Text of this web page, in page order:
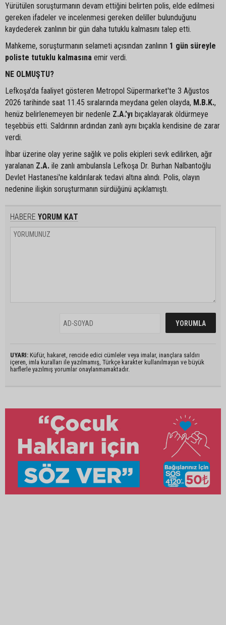
Yürütülen soruşturmanın devam ettiğini belirten polis, elde edilmesi
gereken ifadeler ve incelenmesi gereken deliller bulunduğunu
kaydederek zanlının bir gün daha tutuklu kalmasını talep etti.
Mahkeme, soruşturmanın selameti açısından zanlının 1 gün süreyle
poliste tutuklu kalmasına emir verdi.
NE OLMUŞTU?
Lefkoşa'da faaliyet gösteren Metropol Süpermarket'te 3 Ağustos
2026 tarihinde saat 11.45 sıralarında meydana gelen olayda, M.B.K.,
henüz belirlenemeyen bir nedenle Z.A.'yı bıçaklayarak öldürmeye
teşebbüs etti. Saldırının ardından zanlı aynı bıçakla kendisine de zarar
verdi.
İhbar üzerine olay yerine sağlık ve polis ekipleri sevk edilirken, ağır
yaralanan Z.A. ile zanlı ambulansla Lefkoşa Dr. Burhan Nalbantoğlu
Devlet Hastanesi'ne kaldırılarak tedavi altına alındı. Polis, olayın
nedenine ilişkin soruşturmanın sürdüğünü açıklamıştı.
HABERE YORUM KAT
UYARI: Küfür, hakaret, rencide edici cümleler veya imalar, inançlara saldırı
içeren, imla kuralları ile yazılmamış, Türkçe karakter kullanılmayan ve büyük
harflerle yazılmış yorumlar onaylanmamaktadır.